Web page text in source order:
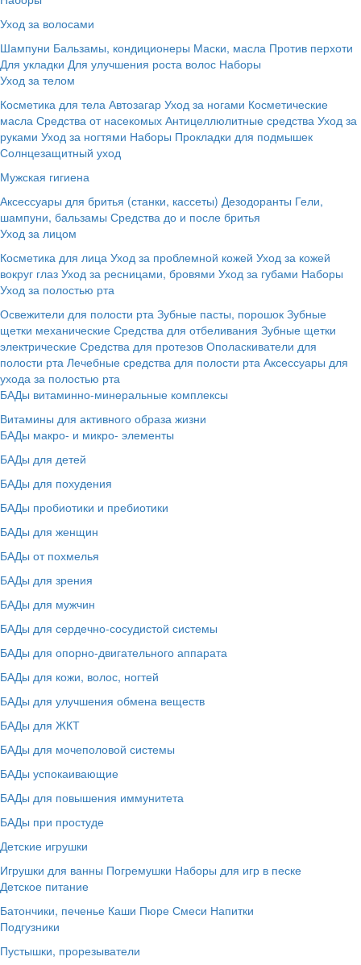
Уход за волосами
Шампуни Бальзамы, кондиционеры Маски, масла Против перхоти
Для укладки Для улучшения роста волос Наборы
Уход за телом
Косметика для тела Автозагар Уход за ногами Косметические
масла Средства от насекомых Антицеллюлитные средства Уход за
руками Уход за ногтями Наборы Прокладки для подмышек
Солнцезащитный уход
Мужская гигиена
Аксессуары для бритья (станки, кассеты) Дезодоранты Гели,
шампуни, бальзамы Средства до и после бритья
Уход за лицом
Косметика для лица Уход за проблемной кожей Уход за кожей
вокруг глаз Уход за ресницами, бровями Уход за губами Наборы
Уход за полостью рта
Освежители для полости рта Зубные пасты, порошок Зубные
щетки механические Средства для отбеливания Зубные щетки
электрические Средства для протезов Ополаскиватели для
полости рта Лечебные средства для полости рта Аксессуары для
ухода за полостью рта
БАДы витаминно-минеральные комплексы
Витамины для активного образа жизни
БАДы макро- и микро- элементы
БАДы для детей
БАДы для похудения
БАДы пробиотики и пребиотики
БАДы для женщин
БАДы от похмелья
БАДы для зрения
БАДы для мужчин
БАДы для сердечно-сосудистой системы
БАДы для опорно-двигательного аппарата
БАДы для кожи, волос, ногтей
БАДы для улучшения обмена веществ
БАДы для ЖКТ
БАДы для мочеполовой системы
БАДы успокаивающие
БАДы для повышения иммунитета
БАДы при простуде
Детские игрушки
Игрушки для ванны Погремушки Наборы для игр в песке
Детское питание
Батончики, печенье Каши Пюре Смеси Напитки
Подгузники
Пустышки, прорезыватели